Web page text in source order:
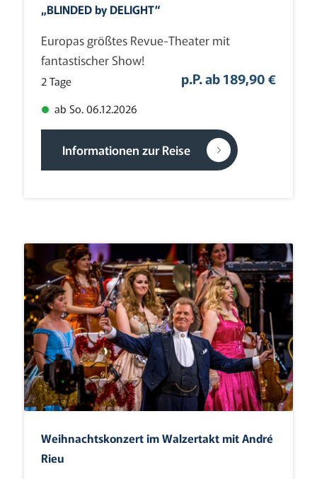
„BLINDED by DELIGHT“
Europas größtes Revue-Theater mit
fantastischer Show!
2 Tage
ab So. 06.12.2026
p.P. ab 189,90 €
Informationen zur Reise
Weihnachtskonzert im Walzertakt mit André
Rieu